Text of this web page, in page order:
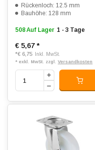
Rückenloch: 12.5 mm
Bauhöhe: 128 mm
508 Auf Lager 1 - 3 Tage
€ 5,67 *
*€ 6,75 Inkl. MwSt.
* exkl. MwSt. zzgl. Versandkosten